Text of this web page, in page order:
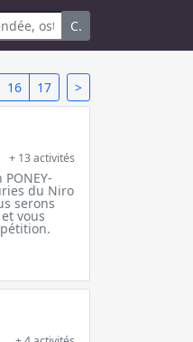
C.
16 17 >
+ 13 activités
du Niro
serons
vous